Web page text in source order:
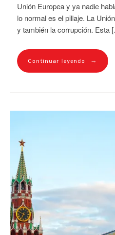
Unión Europea y ya nadie
lo normal es el pillaje. La
y también la corrupción. Esta
Continuar leyendo →